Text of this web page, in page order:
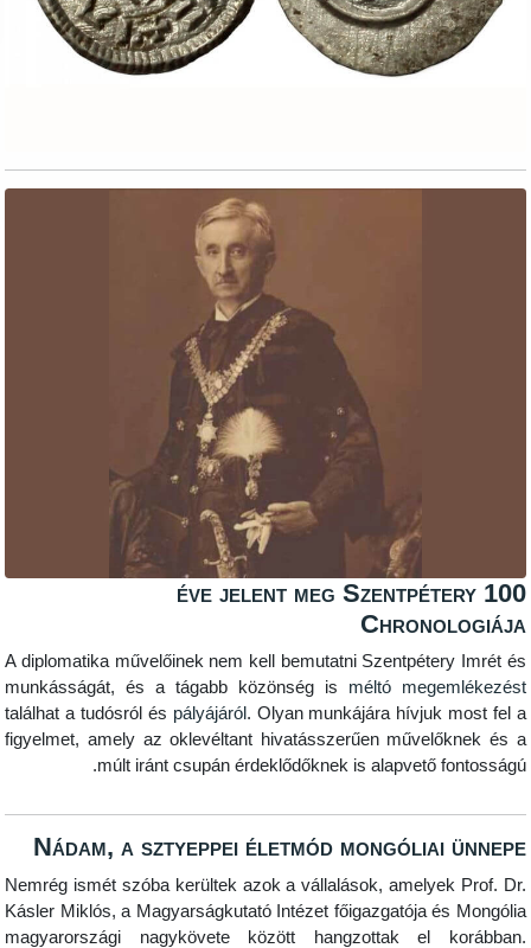
100 éve jelent meg
A diplomatika művelőinek nem kell bemutatni
munkásságát, és a tágabb közönség isméltó
találhat a tudósról éspályájáról. Olyan munkájára
figyelmet, amely az oklevéltant hivatásszerűen
múlt iránt csupán érdeklődőknek is
Nádam, a sztyeppei életmód
Nemrég ismét szóba kerültek azok a vállalások,
Kásler Miklós, a Magyarságkutató Intézet főigazgatója
magyarországi nagykövete között hangzottak el